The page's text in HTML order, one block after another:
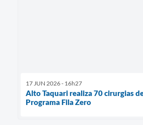
17 JUN 2026 - 16h27
Alto Taquari realiza 70 cirurgias
Programa Fila Zero